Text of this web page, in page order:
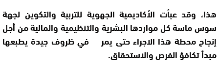
هذا، وقد عبأت الأكاديمية الجهوية للتربية والتكوين لجهة
سوس ماسة كل مواردها البشرية والتنظيمية والمالية من أجل
إنجاح محطة هذا الاجراء حتى يمر في ظروف جيدة يطبعها
مبدأ تكافؤ الفرص والاستحقاق.